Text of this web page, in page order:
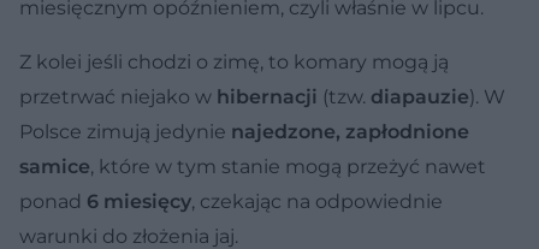
miesięcznym opóźnieniem, czyli właśnie w lipcu.
Z kolei jeśli chodzi o zimę, to komary mogą ją
przetrwać niejako w hibernacji (tzw. diapauzie). W
Polsce zimują jedynie najedzone, zapłodnione
samice, które w tym stanie mogą przeżyć nawet
ponad 6 miesięcy, czekając na odpowiednie
warunki do złożenia jaj.